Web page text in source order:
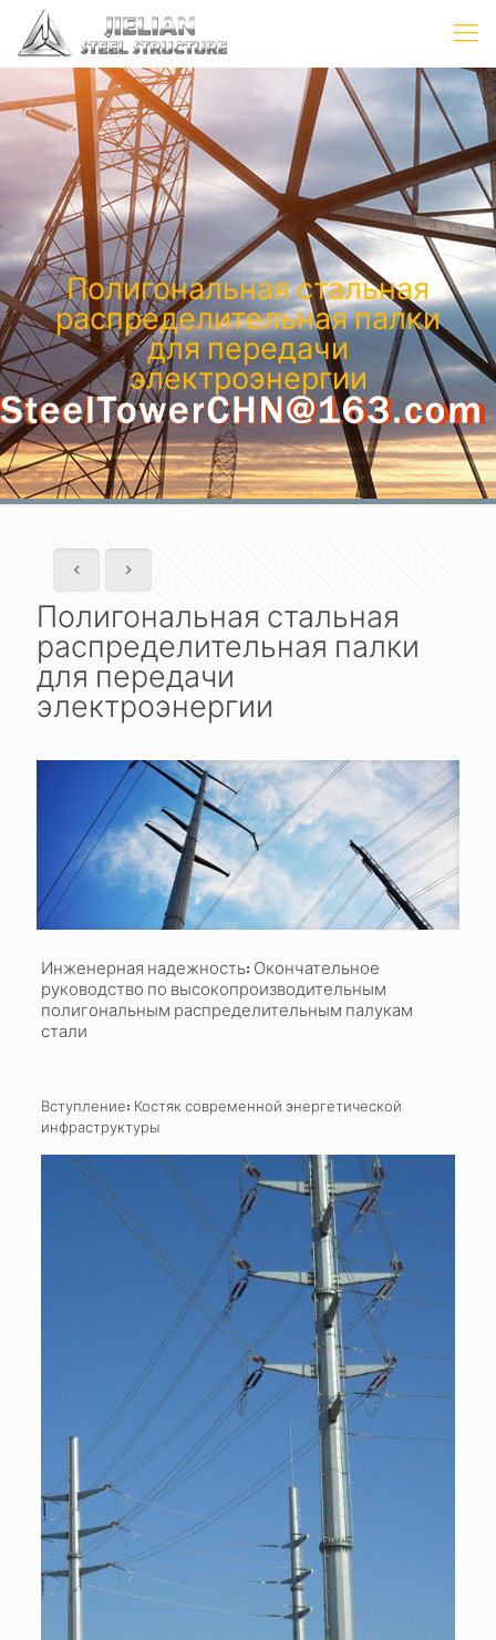
Полигональная стальная
распределительная палки
для передачи
электроэнергии
Полигональная стальная
распределительная палки
для передачи
электроэнергии
Инженерная надежность: Окончательное
руководство по высокопроизводительным
полигональным распределительным палукам
стали
Вступление: Костяк современной энергетической
инфраструктуры